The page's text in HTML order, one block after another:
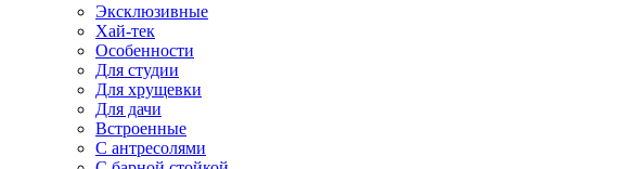
Эксклюзивные
Хай-тек
Особенности
Для студии
Для хрущевки
Для дачи
Встроенные
С антресолями